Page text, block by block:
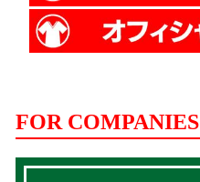
FOR COMPANIES